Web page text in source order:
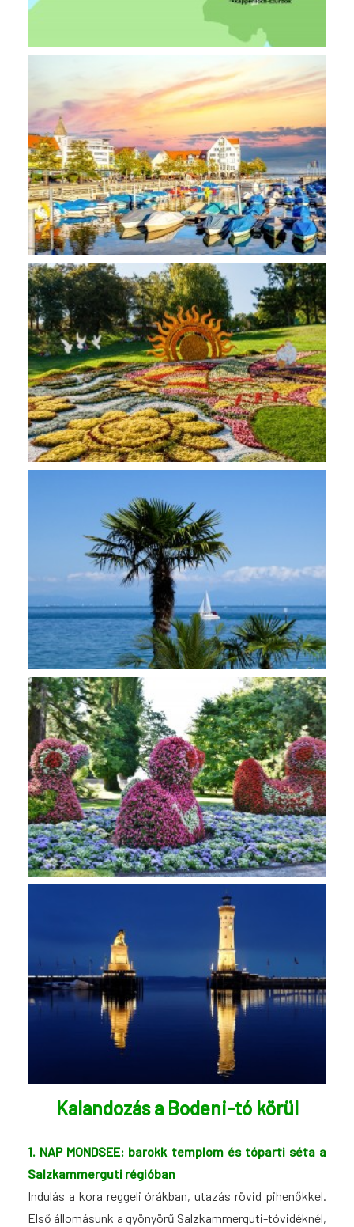
Kalandozás a Bodeni-tó körül
1. NAP MONDSEE: barokk templom és tóparti séta a
Salzkammerguti régióban
Indulás a kora reggeli órákban, utazás rövid pihenőkkel.
Első állomásunk a gyönyörű Salzkammerguti-tóvidéknél,